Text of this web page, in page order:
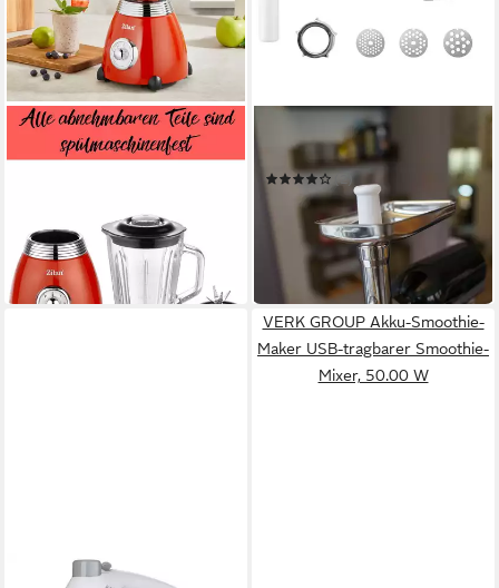
ZILAN
Standmixer ZLN-7057
44,90 € UVP69,90 €
-36%
in 2-3 Werktagen bei dir
Fleischwolfaufsatz KFW500
ab 169,33 € UVP189,99 €
mtl. in 12 Raten
in 3-4 Werktagen bei dir
VERK GROUP Akku-Smoothie-
Maker USB-tragbarer Smoothie-
Mixer, 50.00 W